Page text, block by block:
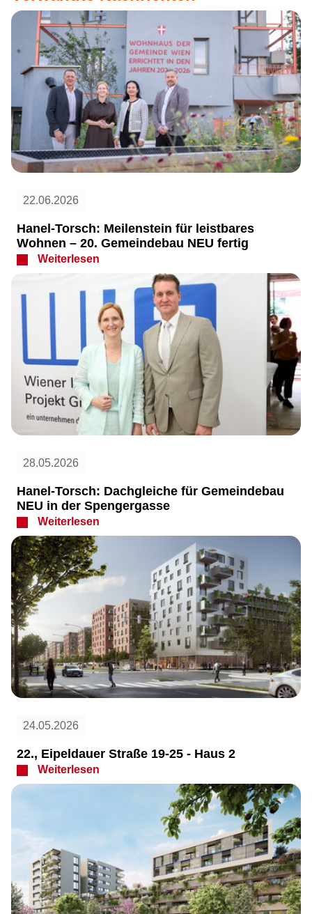
22.06.2026
Hanel-Torsch: Meilenstein für leistbares
Wohnen – 20. Gemeindebau NEU fertig
Weiterlesen
28.05.2026
Hanel-Torsch: Dachgleiche für Gemeindebau
NEU in der Spengergasse
Weiterlesen
24.05.2026
22., Eipeldauer Straße 19-25 - Haus 2
Weiterlesen